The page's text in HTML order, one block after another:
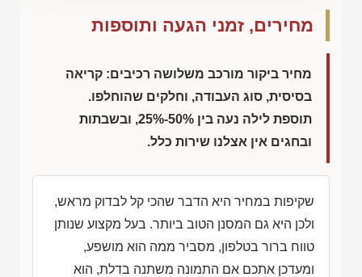
מחירים, זמני הגעה ותוספות
מחיר ביקור מורכב משלושה רכיבים: קריאה
בסיסית, סוג העבודה, וחלקים שהוחלפו.
תוספת לילה נעה בין 50%-25%, ובשבתות
ובחגים אין אצלנו שירות כלל.
שקיפות במחיר היא הדבר שהכי קל לבדוק מראש,
ולכן היא גם המסנן הטוב ביותר. בעל מקצוע שנותן
טווח ברור בטלפון, מסביר ממה הוא מושפע,
ומעדכן אתכם אם התמונה משתנה בדלת, הוא